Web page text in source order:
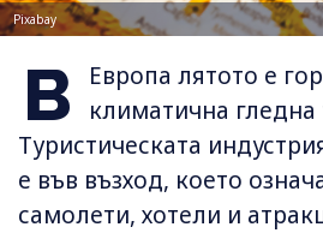
Pixabay
В
Европа лятото е
климатична гледна
Туристическата
е във възход, което
самолети, хотели и